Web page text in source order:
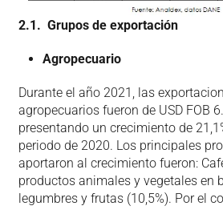
2.1. Grupos de exportación
Agropecuario
Durante el año 2021, las
agropecuarios fueron de USD FOB
presentando un crecimiento de
periodo de 2020. Los principales
aportaron al crecimiento fueron:
productos animales y vegetales en
legumbres y frutas (10,5%). Por el